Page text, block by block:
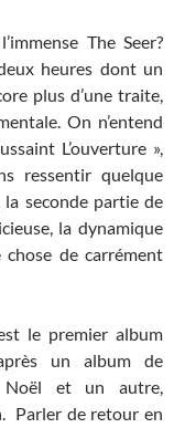
The Seer?
heures dont un
plus d’une traite,
On n’entend
L’ouverture »,
ressentir quelque
la seconde partie de
la dynamique
de carrément
le premier album
un album de
Noël et un autre,
Parler de retour en